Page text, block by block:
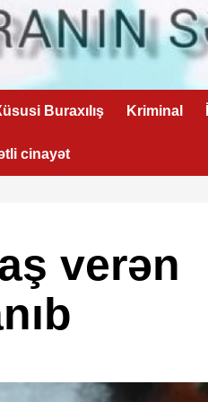
Buraxılış Kriminal
cinayət
verən